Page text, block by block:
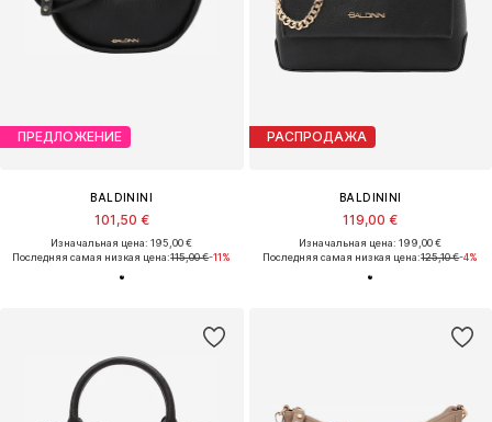
ПРЕДЛОЖЕНИЕ
BALDININI
101,50 €
Изначальная цена: 195,00 €
Последняя самая низкая цена:115,00 €-11%
РАСПРОДАЖА
BALDININI
119,00 €
Изначальная цена: 199,00 €
Последняя самая низкая цена:125,10 €-4%